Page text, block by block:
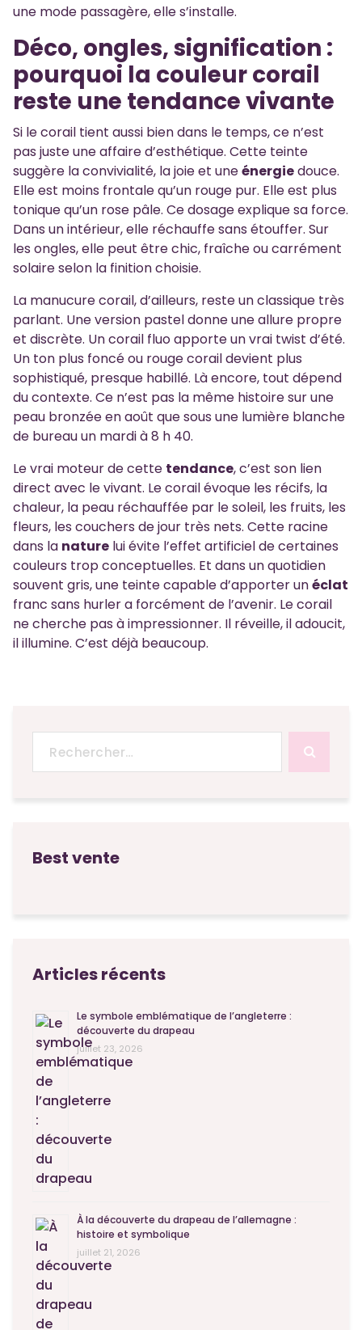
une mode passagère, elle s’installe.
Déco, ongles, signification :
pourquoi la couleur corail
reste une tendance vivante
Si le corail tient aussi bien dans le temps, ce n’est
pas juste une affaire d’esthétique. Cette teinte
suggère la convivialité, la joie et uneénergiedouce.
Elle est moins frontale qu’un rouge pur. Elle est plus
tonique qu’un rose pâle. Ce dosage explique sa force.
Dans un intérieur, elle réchauffe sans étouffer. Sur
les ongles, elle peut être chic, fraîche ou carrément
solaire selon la finition choisie.
La manucure corail, d’ailleurs, reste un classique très
parlant. Une version pastel donne une allure propre
et discrète. Un corail fluo apporte un vrai twist d’été.
Un ton plus foncé ou rouge corail devient plus
sophistiqué, presque habillé. Là encore, tout dépend
du contexte. Ce n’est pas la même histoire sur une
peau bronzée en août que sous une lumière blanche
de bureau un mardi à 8 h 40.
Le vrai moteur de cette tendance, c’est son lien
direct avec le vivant. Le corail évoque les récifs, la
chaleur, la peau réchauffée par le soleil, les fruits, les
fleurs, les couchers de jour très nets. Cette racine
dans la nature lui évite l’effet artificiel de certaines
couleurs trop conceptuelles. Et dans un quotidien
souvent gris, une teinte capable d’apporter unéclat
franc sans hurler a forcément de l’avenir. Le corail
ne cherche pas à impressionner. Il réveille, il adoucit,
il illumine. C’est déjà beaucoup.
pour :
Best vente
Articles récents
Le symbole emblématique de l’angleterre :
découverte du drapeau
juillet 23, 2026
À la découverte du drapeau de l’allemagne :
histoire et symbolique
juillet 21, 2026